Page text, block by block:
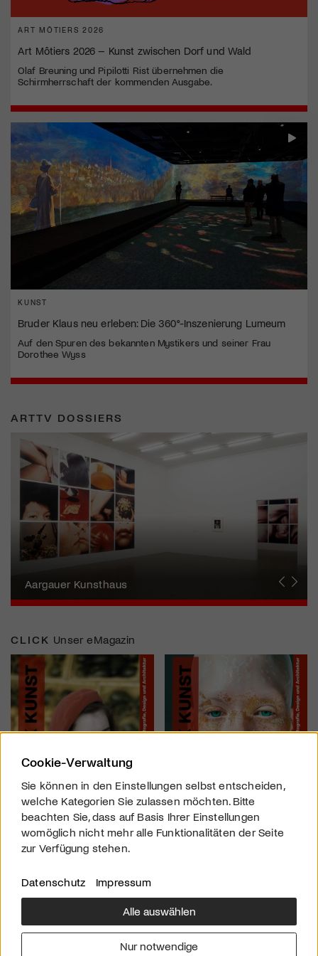
ART MÔTIERS 2026
Art Môtiers 2026 – Kunst zwischen Dorf und Wald
Olaf Breuning und Pipilotti Rist übernehmen die
Schirmherrschaft der kommenden Ausgabe.
KUNST
Bruder Klaus neu erleben: Die 360°-Inszenierung Lumeum
Auf den Spuren des bekannten Mystikers und seiner Frau
Dorothee Wyss
ARTTV DOSSIERS
Künstlerin
Aargauer Kunsthaus
Gewerbemuseum Winterthur
Liste Art Fair Basel
Bündner Kunstmuseum
Künstler:innen Portraits
Junge Schweizer Kunst
Vögele Kultur Zentrum
Nidwaldner Museum
Haus für Kunst Uri
CLICK Unser eMagazin
Über uns
Downloads
Werben
Impressum
Cookie-Verwaltung
Sie können in den Einstellungen selbst entscheiden,
welche Kategorien Sie zulassen möchten. Bitte
beachten Sie, dass auf Basis Ihrer Einstellungen
womöglich nicht mehr alle Funktionalitäten der Seite
zur Verfügung stehen.
Datenschutz Impressum
Alle auswählen
Nur notwendige